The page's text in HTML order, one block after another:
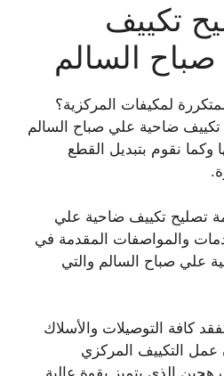
تكييف
السالم
لمكيفات المركزية؟
تكييف ضاحية علي صباح السالم
وكما نقوم بتبديل القطع
تصليح تكييف ضاحية علي
والمواصفات المقدمة في
علي صباح السالم والتي
كافة التوصيلات والأسلاك
عمل التكييف المركزي